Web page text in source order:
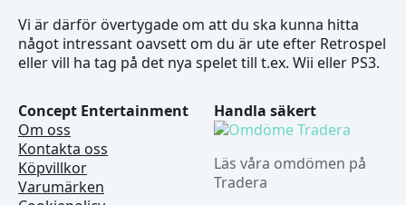
Vi är därför övertygade om att du ska kunna hitta
något intressant oavsett om du är ute efter Retrospel
eller vill ha tag på det nya spelet till t.ex. Wii eller PS3.
Concept Entertainment
Om oss
Kontakta oss
Köpvillkor
Varumärken
Handla säkert
Läs våra omdömen på
Tradera